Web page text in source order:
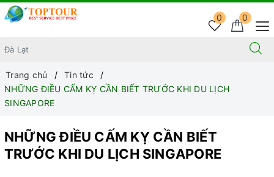
0
0
Trang chủ
Tin tức
NHỮNG ĐIỀU CẤM KỴ CẦN BIẾT TRƯỚC KHI DU LỊCH
SINGAPORE
NHỮNG ĐIỀU CẤM KỴ CẦN BIẾT
TRƯỚC KHI DU LỊCH SINGAPORE